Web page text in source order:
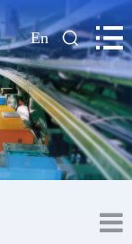
| En